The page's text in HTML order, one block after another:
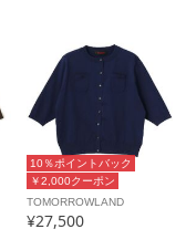
￥2,000クーポン
10％ポイントバック
TOMORROWLAND
¥27,500